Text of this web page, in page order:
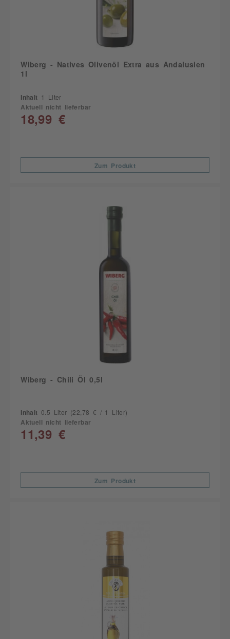
Wiberg - Natives Olivenöl Extra aus Andalusien
1l
Inhalt 1 Liter
Aktuell nicht lieferbar
18,99 €
Zum Produkt
Wiberg - Chili Öl 0,5l
Inhalt 0.5 Liter (22,78 € / 1 Liter)
Aktuell nicht lieferbar
11,39 €
Zum Produkt